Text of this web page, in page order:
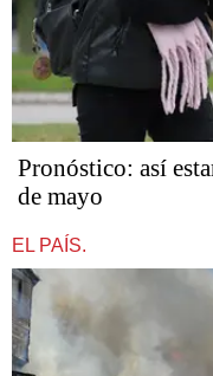
Pronóstico: así
de mayo
EL PAÍS.